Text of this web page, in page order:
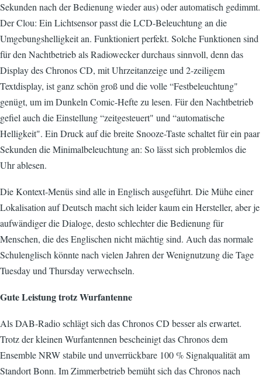
Sekunden nach der Bedienung wieder aus) oder automatisch gedimmt.
Der Clou: Ein Lichtsensor passt die LCD-Beleuchtung an die
Umgebungshelligkeit an. Funktioniert perfekt. Solche Funktionen sind
für den Nachtbetrieb als Radiowecker durchaus sinnvoll, denn das
Display des Chronos CD, mit Uhrzeitanzeige und 2-zeiligem
Textdisplay, ist ganz schön groß und die volle “Festbeleuchtung"
genügt, um im Dunkeln Comic-Hefte zu lesen. Für den Nachtbetrieb
gefiel auch die Einstellung “zeitgesteuert" und “automatische
Helligkeit". Ein Druck auf die breite Snooze-Taste schaltet für ein paar
Sekunden die Minimalbeleuchtung an: So lässt sich problemlos die
Uhr ablesen.
Die Kontext-Menüs sind alle in Englisch ausgeführt. Die Mühe einer
Lokalisation auf Deutsch macht sich leider kaum ein Hersteller, aber je
aufwändiger die Dialoge, desto schlechter die Bedienung für
Menschen, die des Englischen nicht mächtig sind. Auch das normale
Schulenglisch könnte nach vielen Jahren der Wenignutzung die Tage
Tuesday und Thursday verwechseln.
Gute Leistung trotz Wurfantenne
Als DAB-Radio schlägt sich das Chronos CD besser als erwartet.
Trotz der kleinen Wurfantennen bescheinigt das Chronos dem
Ensemble NRW stabile und unverrückbare 100 % Signalqualität am
Standort Bonn. Im Zimmerbetrieb bemüht sich das Chronos nach